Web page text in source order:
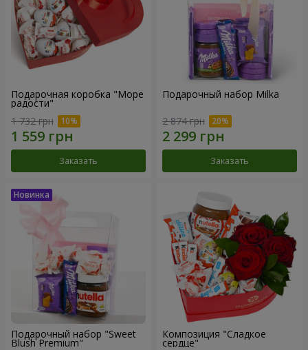
Подарочная коробка "Море
радости"
1 732 грн
Заказать
Подарочный набор Milka
2 874 грн
Заказать
Подарочный набор "Sweet
Blush Premium"
Композиция "Сладкое
сердце"